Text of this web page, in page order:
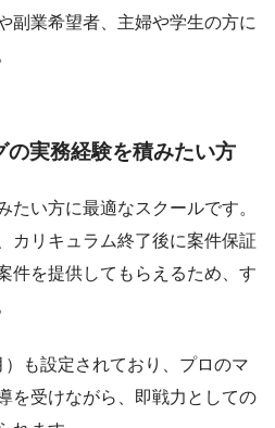
副業希望者、主婦や学生の方に
実務経験を積みたい方
たい方に最適なスクールです。
カリキュラム終了後に案件保証
件を提供してもらえるため、す
も設定されており、プロのマ
を受けながら、即戦力としての